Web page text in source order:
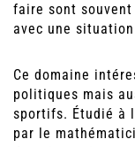
faire sont
avec une
Ce domaine
politiques mais
sportifs. Étudié à
par le